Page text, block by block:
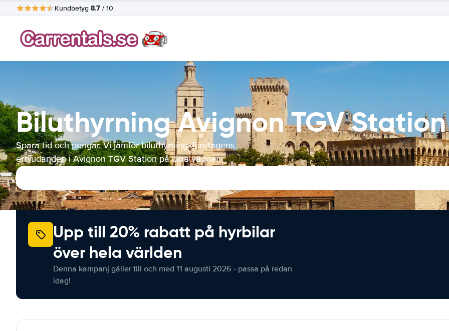
Kundbetyg 8.7 / 10
Biluthyrning Avignon TGV Station
Spara tid och pengar. Vi jämför biluthyrningsföretagens
erbjudanden i Avignon TGV Station på dina vägnar.
Upp till 20% rabatt på hyrbilar
över hela världen
Denna kampanj gäller till och med 11 augusti 2026 - passa på redan
idag!